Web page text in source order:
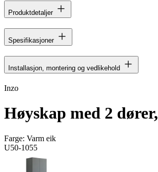
Produktdetaljer
Spesifikasjoner
Installasjon, montering og vedlikehold
Inzo
Høyskap med 2
Farge: Varm eik
U50-1055